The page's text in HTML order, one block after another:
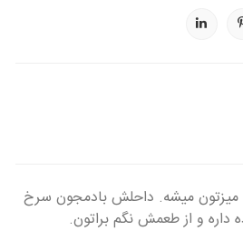
میزتون میشه. داحلش بادمجون سرخ
و از طعمش نگم براتون.